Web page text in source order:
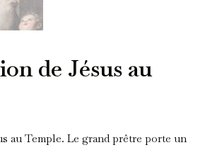
de Jésus au
au Temple. Le grand prêtre porte un